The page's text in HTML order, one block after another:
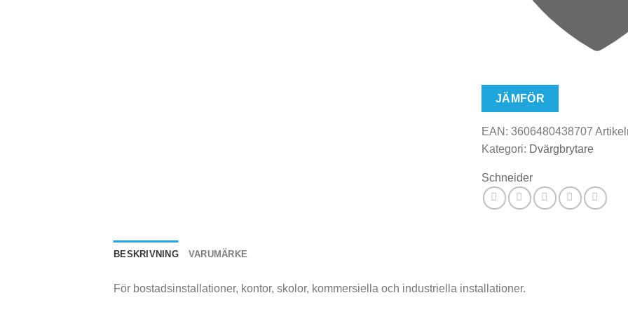
JÄMFÖR
EAN: 3606480438707
Kategori: Dvärgbrytare
Schneider
BESKRIVNING VARUMÄRKE
För bostadsinstallationer, kontor, skolor, kommersiella och industriella installationer.